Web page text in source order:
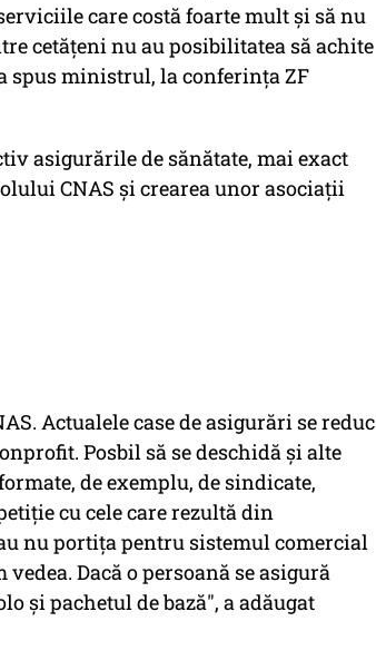
care costă foarte mult şi să nu
cetăţeni nu au posibilitatea să achite
spus ministrul, la conferinţa ZF
asigurările de sănătate, mai exact
CNAS și crearea unor asociații
Actualele case de asigurări se reduc
Posbil să se deschidă şi alte
de exemplu, de sindicate,
cu cele care rezultă din
nu portiţa pentru sistemul comercial
Dacă o persoană se asigură
şi pachetul de bază", a adăugat